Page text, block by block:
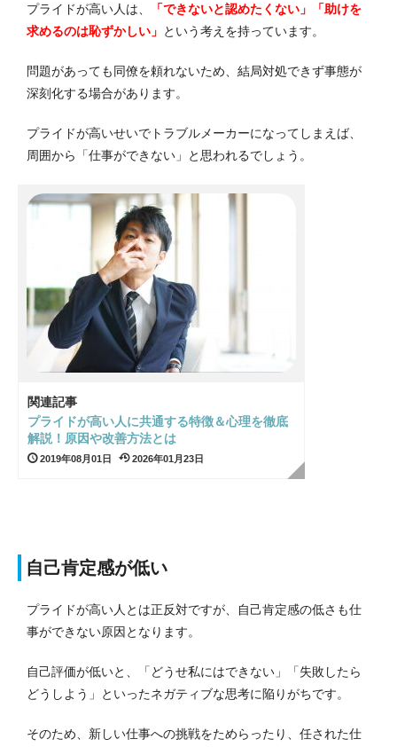
プライドが高い人は、
「できないと認めたくない」「助けを
求めるのは恥ずかしい」 という考えを持っています。
問題があっても同僚を頼れないため、結局対処できず事態が
深刻化する場合があります。
プライドが高いせいでトラブルメーカーになってしまえば、
周囲から「仕事ができない」と思われるでしょう。
関連記事
プライドが高い人に共通する特徴＆心理を徹底
解説！原因や改善方法とは
2019年08月01日 2026年01月23日
自己肯定感が低い
プライドが高い人とは正反対ですが、自己肯定感の低さも仕
事ができない原因となります。
自己評価が低いと、「どうせ私にはできない」「失敗したら
どうしよう」といったネガティブな思考に陥りがちです。
そのため、新しい仕事への挑戦をためらったり、任された仕